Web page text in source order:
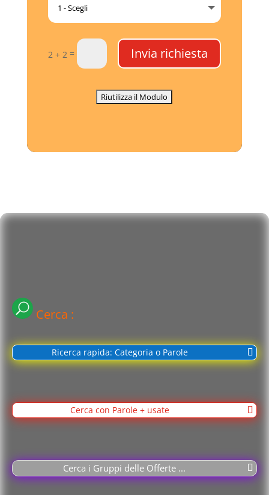
2 + 2 = Invia richiesta
Cerca :
Ricerca rapida: Categoria o Parole
Cerca con Parole + usate
Cerca i Gruppi delle Offerte ...